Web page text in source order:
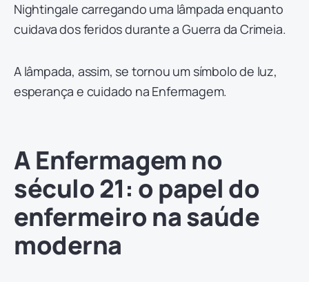
Nightingale carregando uma lâmpada enquanto
cuidava dos feridos durante a Guerra da Crimeia.
A lâmpada, assim, se tornou um símbolo de luz,
esperança e cuidado na Enfermagem.
A Enfermagem no
século 21: o papel do
enfermeiro na saúde
moderna